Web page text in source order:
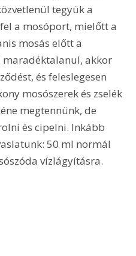
tegyük a
a mosóport, mielőtt a
mosás előtt a
maradéktalanul, akkor
és feleslegesen
mosószerek és zselék
megtennünk, de
és cipelni. Inkább
50 ml normál
vízlágyításra.